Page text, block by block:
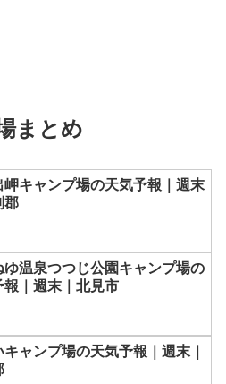
まとめ
岬キャンプ場の天気予報｜週末
郡
ゆ温泉つつじ公園キャンプ場の
報｜週末｜北見市
ャンプ場の天気予報｜週末｜